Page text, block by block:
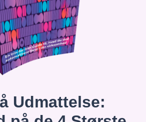
Udmattelse: